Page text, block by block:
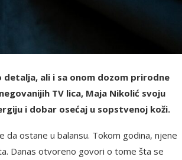
detalja, ali i sa onom dozom prirodne
TV lica, Maja Nikolić svoju
i dobar osećaj u sopstvenoj koži.
ostane u balansu. Tokom godina, njene
Danas otvoreno govori o tome šta se